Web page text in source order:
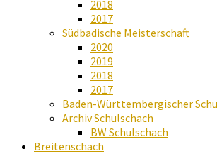
2018
2017
Südbadische Meisterschaft
2020
2019
2018
2017
Baden-Württembergischer
Archiv Schulschach
BW Schulschach
Breitenschach